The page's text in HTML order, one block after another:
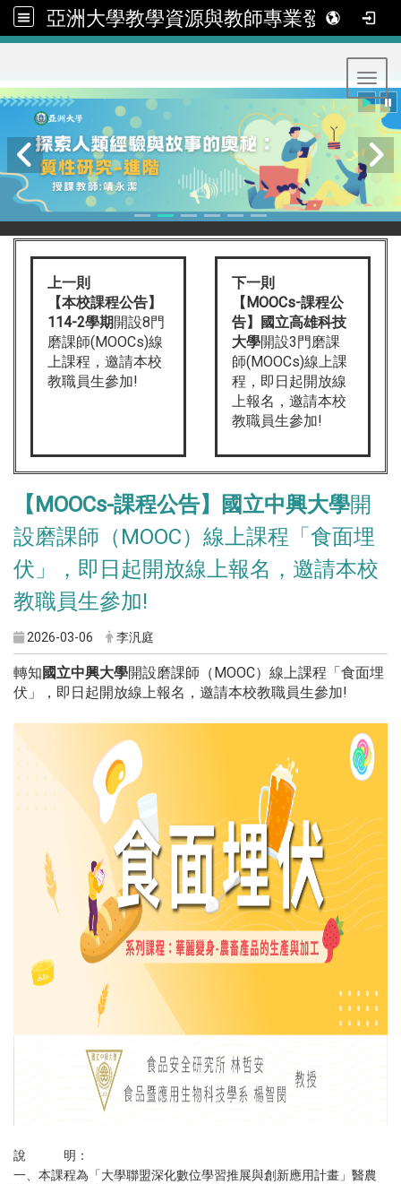
亞洲大學教學資源與教師專業發展中心
上一則
【本校課程公告】
114-2學期開設8門
磨課師(MOOCs)線
上課程，邀請本校
教職員生參加!
下一則
【MOOCs-課程公
告】國立高雄科技
大學開設3門磨課
師(MOOCs)線上課
程，即日起開放線
上報名，邀請本校
教職員生參加!
【MOOCs-課程公告】國立中興大學開
設磨課師（MOOC）線上課程「食面埋
伏」，即日起開放線上報名，邀請本校
教職員生參加!
2026-03-06 李汎庭
轉知 國立中興大學開設磨課師（MOOC）線上課程「食面埋
伏」，即日起開放線上報名，邀請本校教職員生參加!
說 明：
一、 本課程為「大學聯盟深化數位學習推展與創新應用計畫」醫農